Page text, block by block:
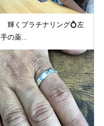
輝くプラチナリング💍左
手の薬...